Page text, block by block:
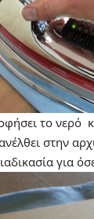
το νερό
στην
για